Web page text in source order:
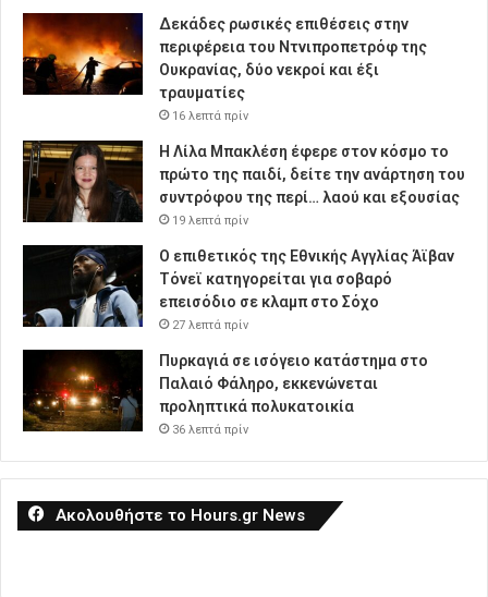
Δεκάδες ρωσικές επιθέσεις στην
περιφέρεια του Ντνιπροπετρόφ της
Ουκρανίας, δύο νεκροί και έξι
τραυματίες
16 λεπτά πρίν
Η Λίλα Μπακλέση έφερε στον κόσμο το
πρώτο της παιδί, δείτε την ανάρτηση του
συντρόφου της περί… λαού και εξουσίας
19 λεπτά πρίν
Ο επιθετικός της Εθνικής Αγγλίας Άϊβαν
Τόνεϊ κατηγορείται για σοβαρό
επεισόδιο σε κλαμπ στο Σόχο
27 λεπτά πρίν
Πυρκαγιά σε ισόγειο κατάστημα στο
Παλαιό Φάληρο, εκκενώνεται
προληπτικά πολυκατοικία
36 λεπτά πρίν
Ακολουθήστε το Hours.gr News